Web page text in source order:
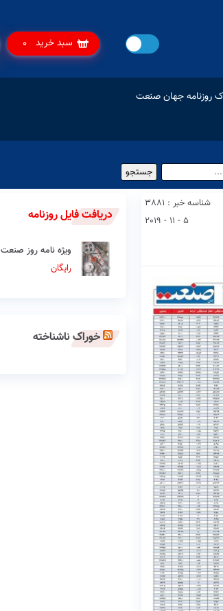
سبد خرید 0
روزنامه جهان صنعت
شناسه خبر : 3881
5 - 11 - 2019
دریافت فایل روزنامه
ویژه نامه روز صنعت
رایگان
خوراک ناشناخته